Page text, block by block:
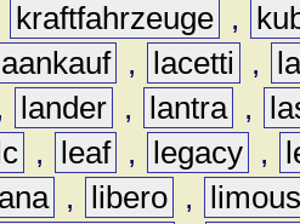
kraftfahrzeuge ,
laankauf , lacetti ,
lander , lantra ,
lc , leaf , legacy ,
, libero ,